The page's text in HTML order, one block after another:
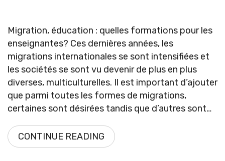
Migration, éducation : quelles formations pour les
enseignantes? Ces dernières années, les
migrations internationales se sont intensifiées et
les sociétés se sont vu devenir de plus en plus
diverses, multiculturelles. Il est important d’ajouter
que parmi toutes les formes de migrations,
certaines sont désirées tandis que d’autres sont…
CONTINUE READING